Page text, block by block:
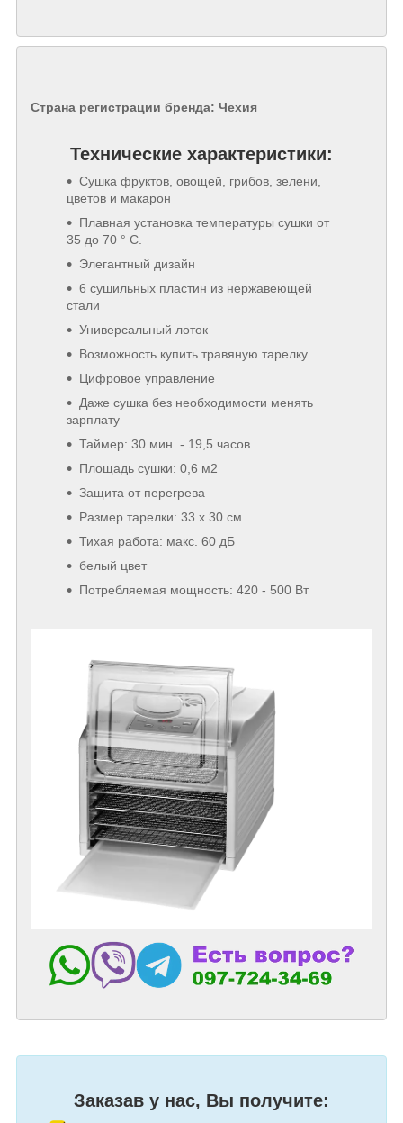
Технические характеристики:
Сушка фруктов, овощей, грибов, зелени,
цветов и макарон
Плавная установка температуры сушки от
35 до 70 ° C.
Элегантный дизайн
6 сушильных пластин из нержавеющей
стали
Универсальный лоток
Возможность купить травяную тарелку
Цифровое управление
Даже сушка без необходимости менять
зарплату
Таймер: 30 мин. - 19,5 часов
Площадь сушки: 0,6 м2
Защита от перегрева
Размер тарелки: 33 х 30 см.
Тихая работа: макс. 60 дБ
белый цвет
Потребляемая мощность: 420 - 500 Вт
Страна регистрации бренда: Чехия
Заказав у нас, Вы получите: